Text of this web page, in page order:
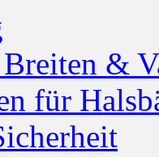
& Versand